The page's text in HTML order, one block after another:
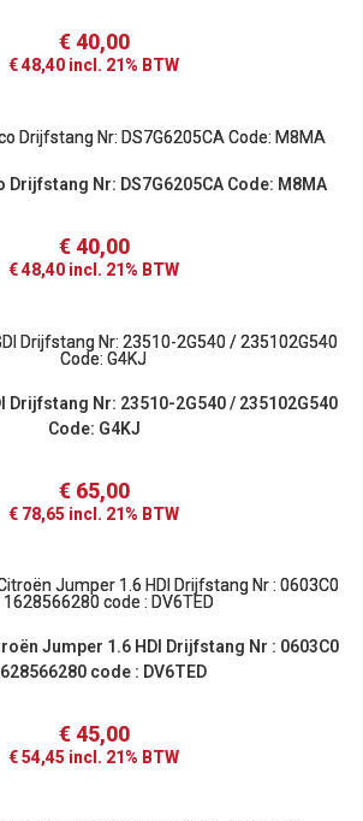
€40,00
€48,40 incl. 21% BTW
Drijfstang Nr: DS7G6205CA Code: M8MA
€40,00
€48,40 incl. 21% BTW
Drijfstang Nr: 23510-2G540 / 235102G540
Code: G4KJ
€65,00
€ 78,65 incl. 21% BTW
Jumper 1.6 HDI Drijfstang Nr : 0603C0
code : DV6TED
€45,00
€54,45 incl. 21% BTW